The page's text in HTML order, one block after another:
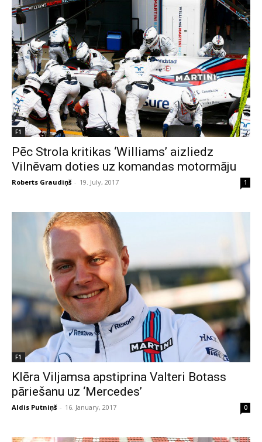
F1
Pēc Strola kritikas ‘Williams’ aizliedz
Vilnēvam doties uz komandas motormāju
Roberts Graudiņš - 19. July, 2017 1
F1
Klēra Viljamsa apstiprina Valteri Botass
pāriešanu uz ‘Mercedes’
Aldis Putniņš - 16. January, 2017 0